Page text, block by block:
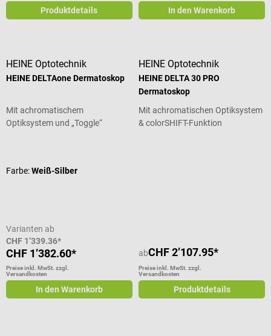
Produktdetails In den Warenkorb
HEINE Optotechnik
HEINE DELTAone Dermatoskop
Mit achromatischem
Optiksystem und „Toggle“
Farbe:Weiß-Silber
Varianten ab
CHF 1’339.36*
CHF 1’382.60*
Preise inkl. MwSt. zzgl.
Versandkosten
In den Warenkorb
HEINE Optotechnik
HEINE DELTA 30 PRO
Dermatoskop
Mit achromatischen Optiksystem
& colorSHIFT-Funktion
abCHF 2’107.95*
Preise inkl. MwSt. zzgl.
Versandkosten
Produktdetails